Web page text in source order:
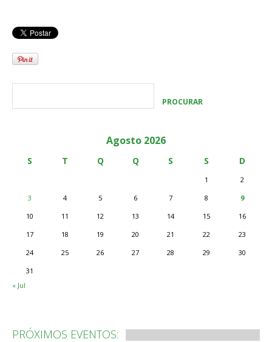
Agosto 2026
S T Q Q S S D
1
2
3
4 5 6 7 8
9
10
11 12 13 14 15
16
17
18 19 20 21 22
23
24
25 26 27 28 29
30
31
« Jul
PRÓXIMOS EVENTOS: